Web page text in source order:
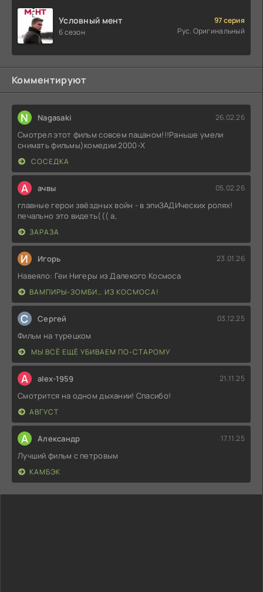
Условный мент
6 сезон
97 серия
Рус. Оригинальный
Комментируют
N Nagasaki 26.02.26
Смотрел этот фильм совсем пацаном!!!Раньше умели
снимать фильмы)комедии 2000-X
СОСЕДКА
А ачвы 05.02.26
главные герои звёздных войн - в эпиЗАДИческих ролях!
печально это видеть((( а,
ЗАРАЗА
И Игорь 23.01.26
Навеяло: Геи Нигеры из Далекого Космоса
ВАМПИРЫ-ЗОМБИ… ИЗ КОСМОСА!
С Сергей 03.12.25
Фильм на турецком
МЫ ВСЁ ЕЩЁ УБИВАЕМ ПО-СТАРОМУ
A alex-1959 21.11.25
Смотрится на одном дыхании! Спасибо!
АВГУСТ
А Александр 17.11.25
Лучший фильм с петровым
КАМБЭК